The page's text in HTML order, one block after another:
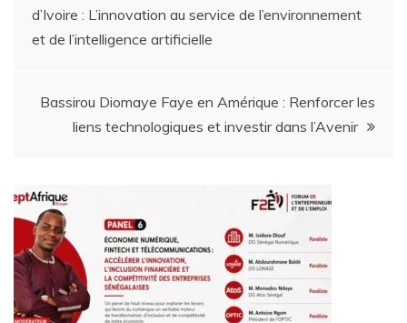
d’Ivoire : L’innovation au service de l’environnement
et de l’intelligence artificielle
Bassirou Diomaye Faye en Amérique : Renforcer les
liens technologiques et investir dans l’Avenir